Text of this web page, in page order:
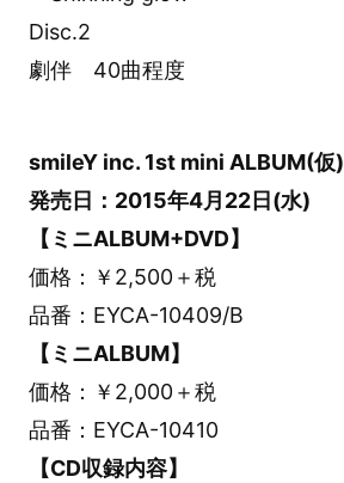
Disc.2
劇伴 40曲程度
smileY inc. 1st mini ALBUM(仮)
発売日：2015年4月22日(水)
【ミニALBUM+DVD】
価格：￥2,500＋税
品番：EYCA-10409/B
【ミニALBUM】
価格：￥2,000＋税
品番：EYCA-10410
【CD収録内容】